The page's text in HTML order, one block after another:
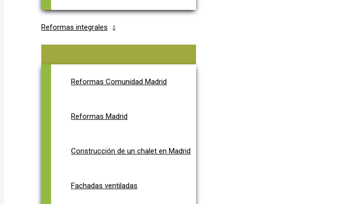
Reformas integrales
Reformas Comunidad Madrid
Reformas Madrid
Construcción de un chalet en Madrid
Fachadas ventiladas